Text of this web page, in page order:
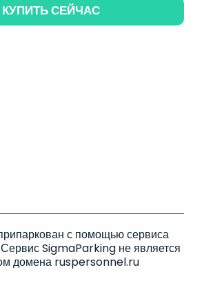
КУПИТЬ СЕЙЧАС
с помощью сервиса
SigmaParking не является
домена ruspersonnel.ru